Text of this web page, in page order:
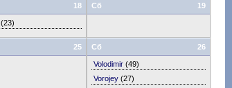
18
(23)
19
Сб
25 26
Сб
Volodimir (49)
Vorojey (27)